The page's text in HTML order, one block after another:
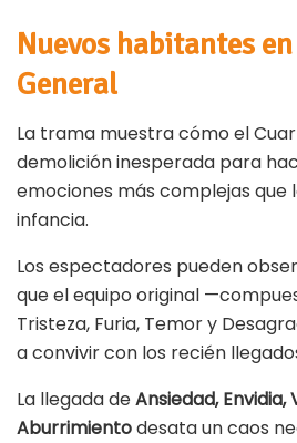
Nuevos habitantes
General
La trama muestra cómo el
demolición inesperada para
emociones más complejas que
infancia.
Los espectadores pueden
que el equipo original
Tristeza, Furia, Temor y
a convivir con los recién
La llegada deAnsiedad, Envidia,
Aburrimientodesata un caos